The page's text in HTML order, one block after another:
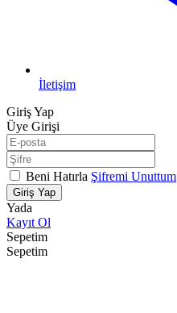
İletişim
Giriş Yap
Üye Girişi
Beni Hatırla Şifremi Unuttum
Giriş Yap
Yada
Kayıt Ol
Sepetim
Sepetim